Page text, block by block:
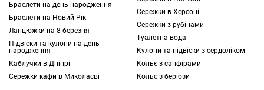
Браслети на день народження
Браслети на Новий Рік
Ланцюжки на 8 березня
Підвіски та кулони на день
народження
Каблучки в Дніпрі
Сережки кафи в Миколаєві
Сережки в Херсоні
Сережки з рубінами
Туалетна вода
Кулони та підвіски з сердоліком
Кольє з сапфірами
Кольє з берюзи